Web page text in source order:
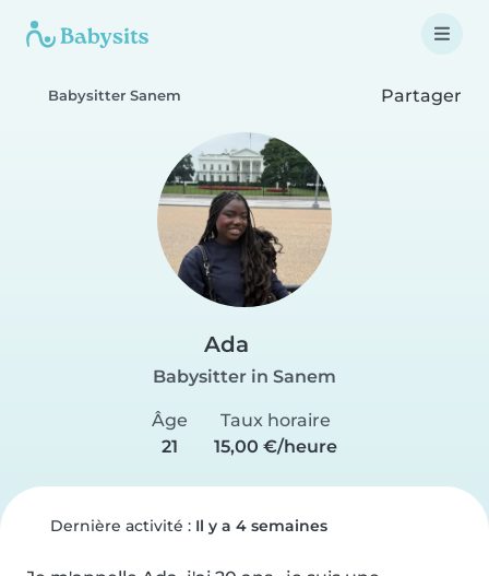
Babysitter Sanem Partager
Ada
Babysitter in Sanem
Âge
21
Taux horaire
15,00 €/heure
Dernière activité : Il y a 4 semaines